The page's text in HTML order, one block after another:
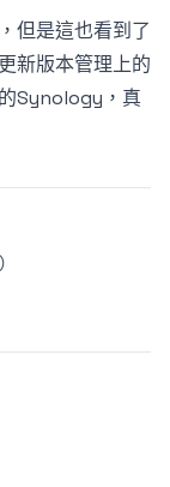
但是這也看到了
新版本管理上的
Synology，真